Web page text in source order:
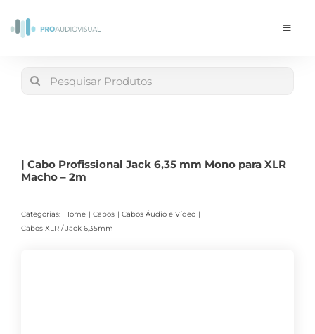
Toggle
Search
| Cabo Profissional Jack 6,35 mm Mono para XLR
Macho – 2m
Categorias: Home Cabos
Cabos Áudio e Vídeo
Cabos XLR / Jack 6,35mm